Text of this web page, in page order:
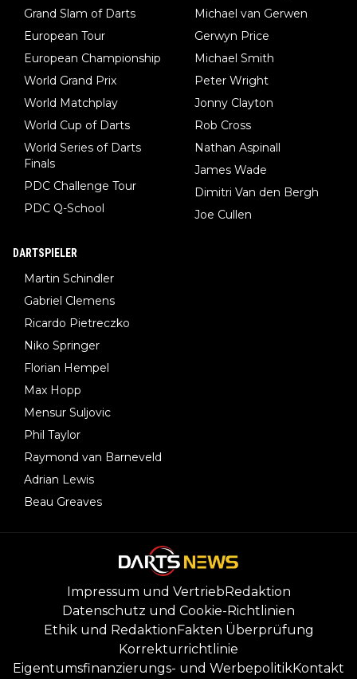
Grand Slam of Darts
European Tour
European Championship
World Grand Prix
World Matchplay
World Cup of Darts
World Series of Darts
Finals
PDC Challenge Tour
PDC Q-School
Michael van Gerwen
Gerwyn Price
Michael Smith
Peter Wright
Jonny Clayton
Rob Cross
Nathan Aspinall
James Wade
Dimitri Van den Bergh
Joe Cullen
DARTSPIELER
Martin Schindler
Gabriel Clemens
Ricardo Pietreczko
Niko Springer
Florian Hempel
Max Hopp
Mensur Suljovic
Phil Taylor
Raymond van Barneveld
Adrian Lewis
Beau Greaves
Impressum und VertriebRedaktion
Datenschutz und Cookie-Richtlinien
Ethik und RedaktionFakten Überprüfung
Korrekturrichtlinie
Eigentumsfinanzierungs- und WerbepolitikKontakt